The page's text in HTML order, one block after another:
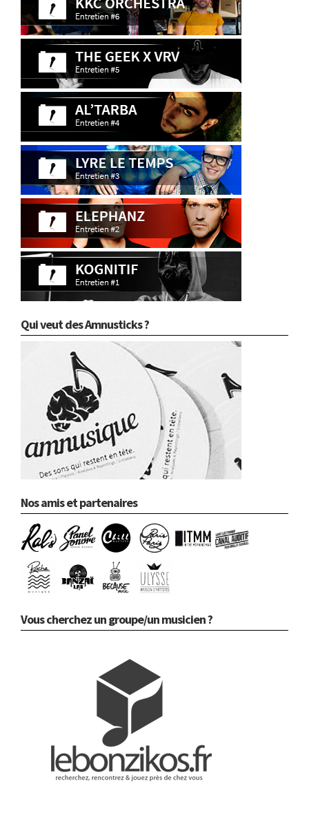
Qui veut des Amnusticks ?
Nos amis et partenaires
Vous cherchez un groupe/un musicien ?